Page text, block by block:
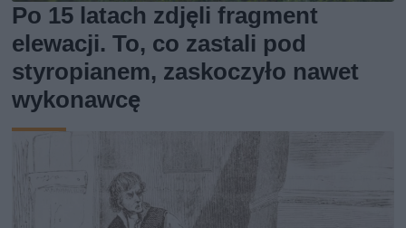
Po 15 latach zdjęli fragment
elewacji. To, co zastali pod
styropianem, zaskoczyło nawet
wykonawcę